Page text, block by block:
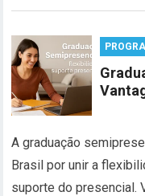
A graduação
Brasil por unir a
suporte do presencial.